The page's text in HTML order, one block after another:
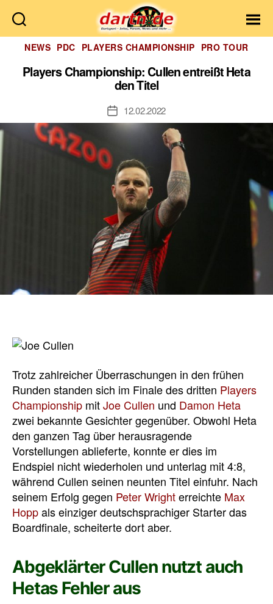
Dartn.de
Kategorien
NEWS PDC PLAYERS CHAMPIONSHIP PRO TOUR
Players Championship: Cullen entreißt Heta
den Titel
Veröffentlichungsdatum
12.02.2022
Trotz zahlreicher Überraschungen in den frühen
Runden standen sich im Finale des dritten Players
Championship mitJoe Cullen und Damon Heta
zwei bekannte Gesichter gegenüber. Obwohl Heta
den ganzen Tag über herausragende
Vorstellungen ablieferte, konnte er dies im
Endspiel nicht wiederholen und unterlag mit 4:8,
während Cullen seinen neunten Titel einfuhr. Nach
seinem Erfolg gegen Peter Wrighterreichte Max
Hoppals einziger deutschsprachiger Starter das
Boardfinale, scheiterte dort aber.
Abgeklärter Cullen nutzt auch
Hetas Fehler aus